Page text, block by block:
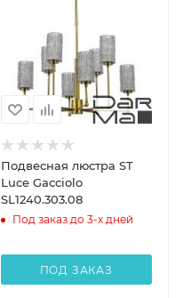
Подвесная люстра ST
Luce Gacciolo
SL1240.303.08
Под заказ до 3-х дней
ПОД ЗАКАЗ